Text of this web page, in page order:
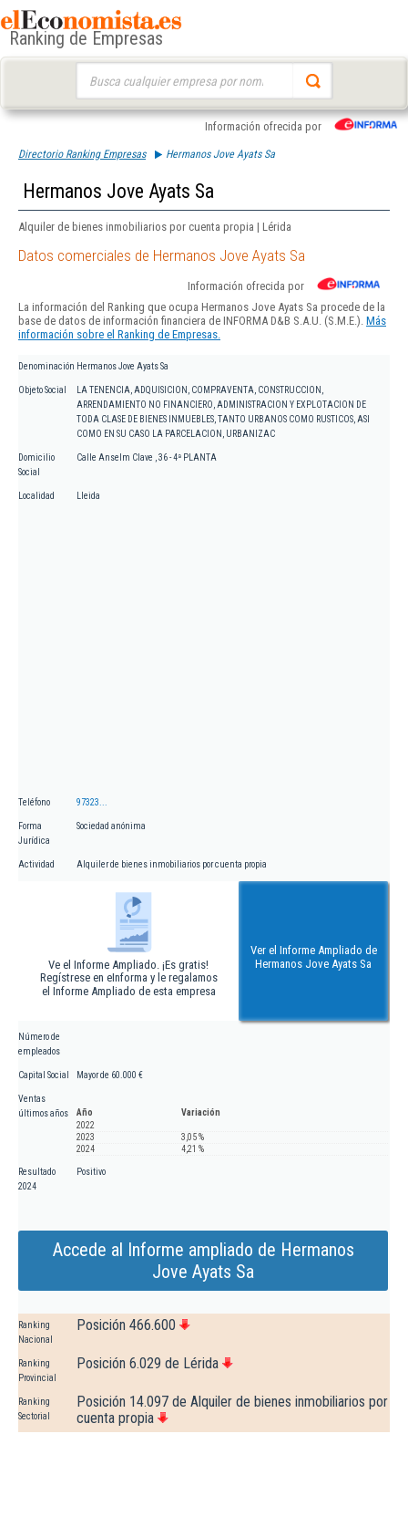
Ranking de Empresas
Información ofrecida por
Directorio Ranking Empresas Hermanos Jove Ayats Sa
Hermanos Jove Ayats Sa
Alquiler de bienes inmobiliarios por cuenta propia | Lérida
Datos comerciales de Hermanos Jove Ayats Sa
Información ofrecida por
La información del Ranking que ocupa Hermanos Jove Ayats Sa procede de la
base de datos de información financiera de INFORMA D&B S.A.U. (S.M.E.). Más
información sobre el Ranking de Empresas.
Denominación Hermanos Jove Ayats Sa
Objeto Social
LA TENENCIA, ADQUISICION, COMPRAVENTA, CONSTRUCCION,
ARRENDAMIENTO NO FINANCIERO, ADMINISTRACION Y EXPLOTACION DE
TODA CLASE DE BIENES INMUEBLES, TANTO URBANOS COMO RUSTICOS, ASI
COMO EN SU CASO LA PARCELACION, URBANIZAC
Domicilio
Social
Calle Anselm Clave , 36 - 4ª PLANTA
Localidad Lleida
Teléfono 97323...
Forma
Jurídica
Sociedad anónima
Actividad Alquiler de bienes inmobiliarios por cuenta propia
Ve el Informe Ampliado. ¡Es gratis!
Regístrese en eInforma y le regalamos
el Informe Ampliado de esta empresa
Ver el Informe Ampliado de
Hermanos Jove Ayats Sa
Número de
empleados
Capital Social Mayor de 60.000 €
Ventas
últimos años
Año
Variación
2022
2023
3,05 %
2024
4,21 %
Resultado
2024
Positivo
Accede al Informe ampliado de Hermanos
Jove Ayats Sa
Ranking
Nacional
Posición 466.600
Ranking
Provincial
Posición 6.029 de Lérida
Ranking
Sectorial
Posición 14.097 de Alquiler de bienes inmobiliarios por
cuenta propia